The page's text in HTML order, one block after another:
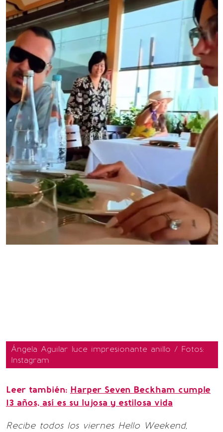
Ángela Aguilar luce impresionante anillo / Fotos:
Instagram
Leer también: Harper Seven Beckham cumple
13 años, así es su lujosa y estilosa vida
Recibe todos los viernes Hello Weekend,